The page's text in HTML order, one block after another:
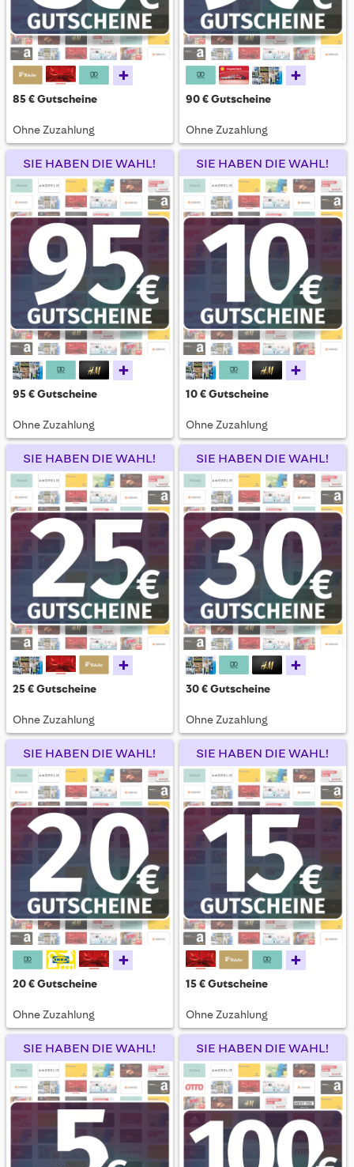
+
85 € Gutscheine
Ohne Zuzahlung
+
90 € Gutscheine
Ohne Zuzahlung
SIE HABEN DIE WAHL!
+
95 € Gutscheine
Ohne Zuzahlung
SIE HABEN DIE WAHL!
+
10 € Gutscheine
Ohne Zuzahlung
SIE HABEN DIE WAHL!
+
25 € Gutscheine
Ohne Zuzahlung
SIE HABEN DIE WAHL!
+
30 € Gutscheine
Ohne Zuzahlung
SIE HABEN DIE WAHL!
+
20 € Gutscheine
Ohne Zuzahlung
SIE HABEN DIE WAHL!
+
15 € Gutscheine
Ohne Zuzahlung
SIE HABEN DIE WAHL! SIE HABEN DIE WAHL!